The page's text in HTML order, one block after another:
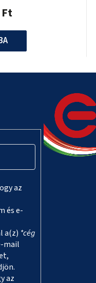
az
és e-
a(z) *cég
mail
az